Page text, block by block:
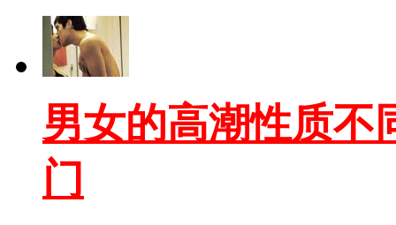
男女的高潮性质不
门